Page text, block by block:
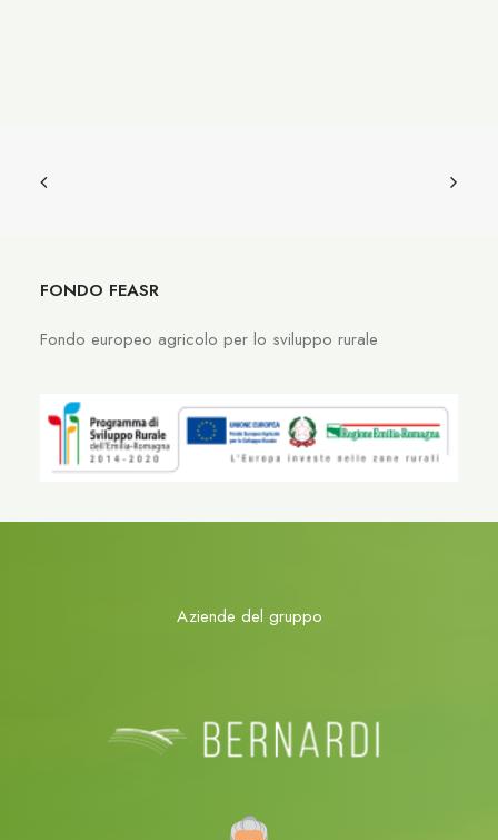
FONDO FEASR
Fondo europeo agricolo per lo sviluppo rurale
Aziende del gruppo